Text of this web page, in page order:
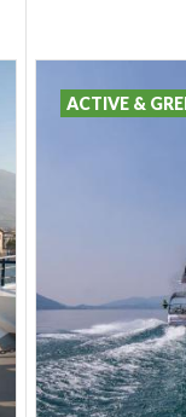
- Predore -
Piscina estiva,
lago, noleggio
area giochi per
guinzaglio.
- Sarnico -
ACTIVE &